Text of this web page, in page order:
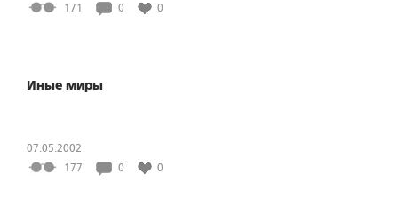
171
0 0
Иные миры
07.05.2002
177
0 0